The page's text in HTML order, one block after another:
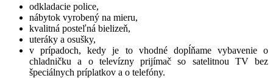
odkladacie police,
nábytok vyrobený na mieru,
kvalitná posteľná bielizeň,
uteráky a osušky,
v prípadoch, kedy je to vhodné dopĺňame vybavenie o
chladničku a o televízny prijímač so satelitnou TV bez
špeciálnych príplatkov a o telefóny.